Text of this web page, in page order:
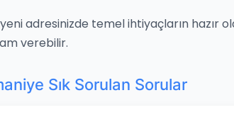
adresinizde temel ihtiyaçların hazır
verebilir.
Sık Sorulan Sorular